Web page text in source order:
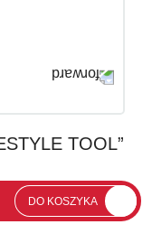
TOOL”
DO KOSZYKA